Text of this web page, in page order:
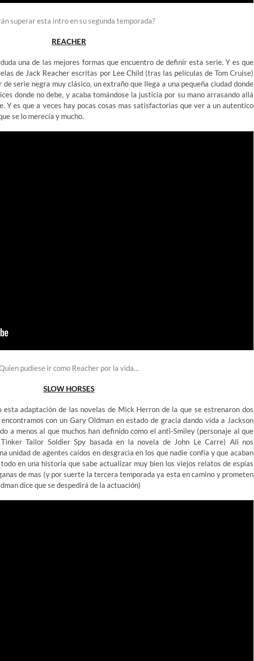
superar esta intro en su segunda temporada?
REACHER
una de las mejores formas que encuentro de definir esta serie. Y es que
de Jack Reacher escritas por Lee Child (tras las películas de Tom Cruise)
serie negra muy clásico, un extraño que llega a una pequeña ciudad donde
donde no debe, y acaba tomándose la justicia por su mano arrasando allá
Y es que a veces hay pocas cosas mas satisfactorias que ver a un autentico
se lo merecía y mucho.
pudiese ir como Reacher por la vida…
SLOW HORSES
esta adaptación de las novelas de Mick Herron de la que se estrenaron dos
con un Gary Oldman en estado de gracia dando vida a Jackson
a menos al que muchos han definido como el anti-Smiley (personaje al que
Tailor Soldier Spy basada en la novela de John Le Carre) Ali nos
unidad de agentes caídos en desgracia en los que nadie confía y que acaban
en una historia que sabe actualizar muy bien los viejos relatos de espías
de mas (y por suerte la tercera temporada ya esta en camino y prometen
dice que se despedirá de la actuación)